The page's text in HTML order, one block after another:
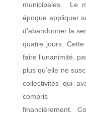
municipales. Le
époque appliquer
d’abandonner la
quatre jours.
faire l’unanimité,
plus qu’elle ne
collectivités qui
compris
financièrement.